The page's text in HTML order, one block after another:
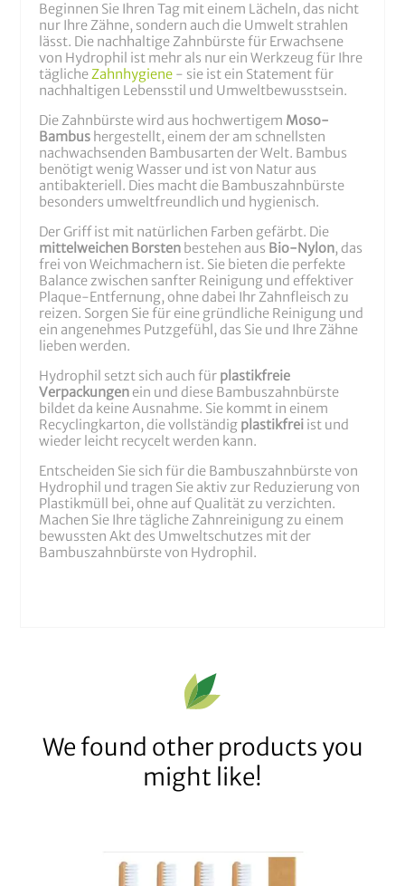
Beginnen Sie Ihren Tag mit einem Lächeln, das nicht
nur Ihre Zähne, sondern auch die Umwelt strahlen
lässt. Die nachhaltige Zahnbürste für Erwachsene
von Hydrophil ist mehr als nur ein Werkzeug für Ihre
täglicheZahnhygiene - sie ist ein Statement für
nachhaltigen Lebensstil und Umweltbewusstsein.
Die Zahnbürste wird aus hochwertigem Moso-
Bambus hergestellt, einem der am schnellsten
nachwachsenden Bambusarten der Welt. Bambus
benötigt wenig Wasser und ist von Natur aus
antibakteriell. Dies macht die Bambuszahnbürste
besonders umweltfreundlich und hygienisch.
Der Griff ist mit natürlichen Farben gefärbt. Die
mittelweichen Borsten bestehen aus Bio-Nylon, das
frei von Weichmachern ist. Sie bieten die perfekte
Balance zwischen sanfter Reinigung und effektiver
Plaque-Entfernung, ohne dabei Ihr Zahnfleisch zu
reizen. Sorgen Sie für eine gründliche Reinigung und
ein angenehmes Putzgefühl, das Sie und Ihre Zähne
lieben werden.
Hydrophil setzt sich auch für plastikfreie
Verpackungen ein und diese Bambuszahnbürste
bildet da keine Ausnahme. Sie kommt in einem
Recyclingkarton, die vollständig plastikfrei ist und
wieder leicht recycelt werden kann.
Entscheiden Sie sich für die Bambuszahnbürste von
Hydrophil und tragen Sie aktiv zur Reduzierung von
Plastikmüll bei, ohne auf Qualität zu verzichten.
Machen Sie Ihre tägliche Zahnreinigung zu einem
bewussten Akt des Umweltschutzes mit der
Bambuszahnbürste von Hydrophil.
We found other products you
might like!